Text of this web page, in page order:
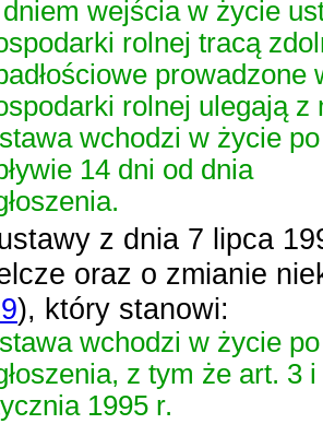
wejścia w życie
rolnej tracą
rolnej ulegają
wchodzi w życie po
14 dni od dnia
z dnia 7 lipca
oraz o zmianie
), który stanowi:
wchodzi w życie
z tym że art. 3
1995 r.